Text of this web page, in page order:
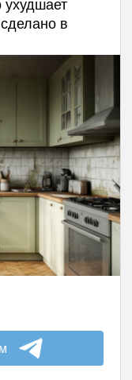
в